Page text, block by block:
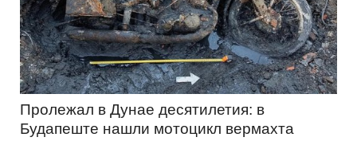
Пролежал в Дунае десятилетия: в
Будапеште нашли мотоцикл вермахта